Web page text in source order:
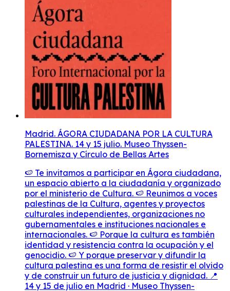
Madrid. ÁGORA CIUDADANA POR LA CULTURA
PALESTINA. 14 y 15 julio. Museo Thyssen-
Bornemisza y Círculo de Bellas Artes
🍉 Te invitamos a participar en Ágora ciudadana,
un espacio abierto a la ciudadanía y organizado
por el ministerio de Cultura. 🍉 Reunimos a voces
palestinas de la Cultura, agentes y proyectos
culturales independientes, organizaciones no
gubernamentales e instituciones nacionales e
internacionales. 🍉 Porque la cultura es también
identidad y resistencia contra la ocupación y el
genocidio. 🍉 Y porque preservar y difundir la
cultura palestina es una forma de resistir el olvido
y de construir un futuro de justicia y dignidad. 📍
14 y 15 de julio en Madrid · Museo Thyssen-